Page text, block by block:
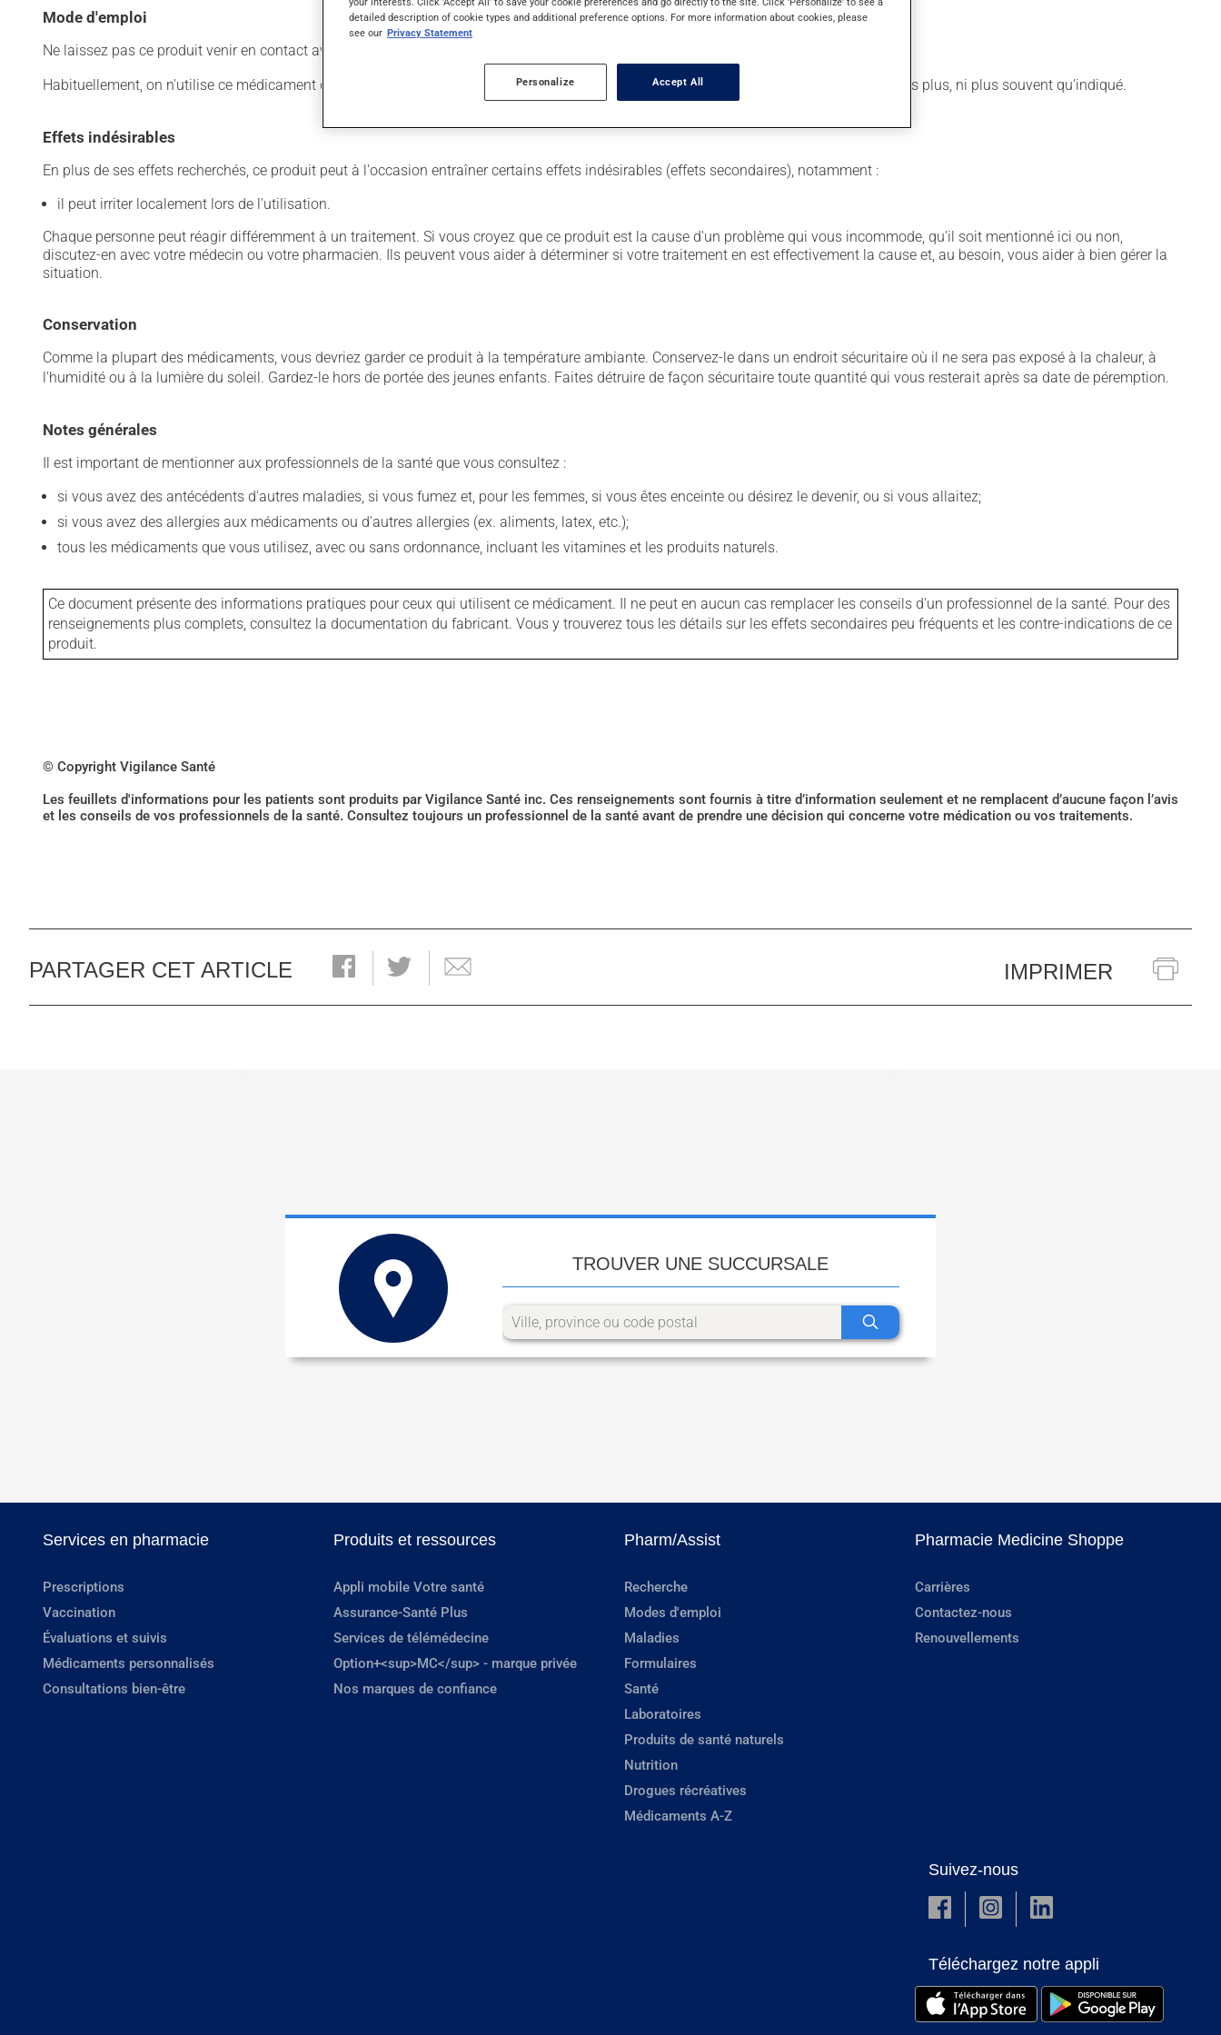
Mode d'emploi
Ne laissez pas ce produit venir en contact avec vos yeux.
Habituellement, on n'utilise ce médicament qu'au besoin. Il est important de respecter la posologie inscrite sur l'étiquette. N'en utilisez pas plus, ni plus souvent qu'indiqué.
Effets indésirables
En plus de ses effets recherchés, ce produit peut à l'occasion entraîner certains effets indésirables (effets secondaires), notamment :
il peut irriter localement lors de l'utilisation.
Chaque personne peut réagir différemment à un traitement. Si vous croyez que ce produit est la cause d'un problème qui vous incommode, qu'il soit mentionné ici ou non,
discutez-en avec votre médecin ou votre pharmacien. Ils peuvent vous aider à déterminer si votre traitement en est effectivement la cause et, au besoin, vous aider à bien gérer la
situation.
Conservation
Comme la plupart des médicaments, vous devriez garder ce produit à la température ambiante. Conservez-le dans un endroit sécuritaire où il ne sera pas exposé à la chaleur, à
l'humidité ou à la lumière du soleil. Gardez-le hors de portée des jeunes enfants. Faites détruire de façon sécuritaire toute quantité qui vous resterait après sa date de péremption.
Notes générales
Il est important de mentionner aux professionnels de la santé que vous consultez :
si vous avez des antécédents d'autres maladies, si vous fumez et, pour les femmes, si vous êtes enceinte ou désirez le devenir, ou si vous allaitez;
si vous avez des allergies aux médicaments ou d'autres allergies (ex. aliments, latex, etc.);
tous les médicaments que vous utilisez, avec ou sans ordonnance, incluant les vitamines et les produits naturels.
Ce document présente des informations pratiques pour ceux qui utilisent ce médicament. Il ne peut en aucun cas remplacer les conseils d'un professionnel de la santé. Pour des
renseignements plus complets, consultez la documentation du fabricant. Vous y trouverez tous les détails sur les effets secondaires peu fréquents et les contre-indications de ce
produit.
© Copyright Vigilance Santé
Les feuillets d'informations pour les patients sont produits par Vigilance Santé inc. Ces renseignements sont fournis à titre d’information seulement et ne remplacent d’aucune façon l’avis
et les conseils de vos professionnels de la santé. Consultez toujours un professionnel de la santé avant de prendre une décision qui concerne votre médication ou vos traitements.
PARTAGER CET ARTICLE IMPRIMER
TROUVER UNE SUCCURSALE
Services en pharmacie
Prescriptions
Vaccination
Évaluations et suivis
Médicaments personnalisés
Consultations bien-être
Produits et ressources
Appli mobile Votre santé
Assurance-Santé Plus
Services de télémédecine
Option+<sup>MC</sup> - marque privée
Nos marques de confiance
Pharm/Assist
Recherche
Modes d'emploi
Maladies
Formulaires
Santé
Laboratoires
Produits de santé naturels
Nutrition
Drogues récréatives
Médicaments A-Z
Pharmacie Medicine Shoppe
Carrières
Contactez-nous
Renouvellements
Suivez-nous
Téléchargez notre appli
detailed description of cookie types and additional preference options. For more information about cookies, please
see our Privacy Statement
Personalize Accept All